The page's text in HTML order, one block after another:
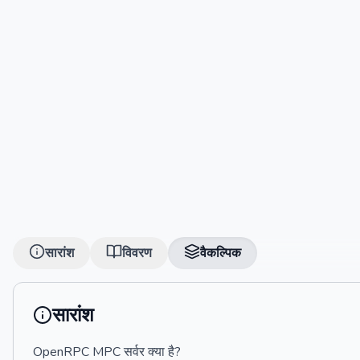
सारांश विवरण वैकल्पिक
सारांश
OpenRPC MPC सर्वर क्या है?